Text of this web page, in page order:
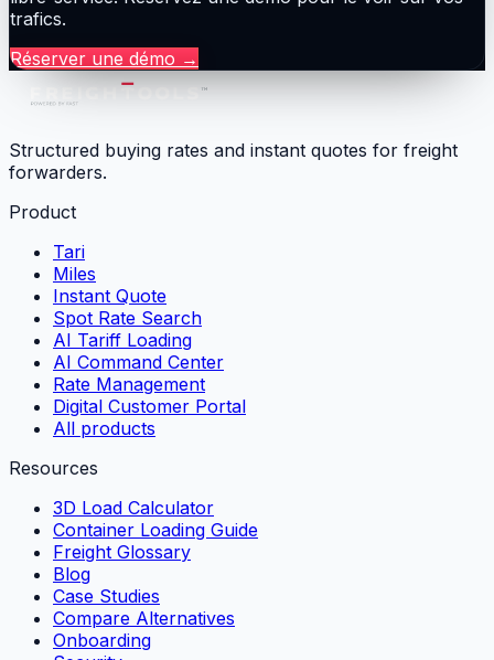
trafics.
Réserver une démo →
Structured buying rates and instant quotes for freight
forwarders.
Product
Tari
Miles
Instant Quote
Spot Rate Search
AI Tariff Loading
AI Command Center
Rate Management
Digital Customer Portal
All products
Resources
3D Load Calculator
Container Loading Guide
Freight Glossary
Blog
Case Studies
Compare Alternatives
Onboarding